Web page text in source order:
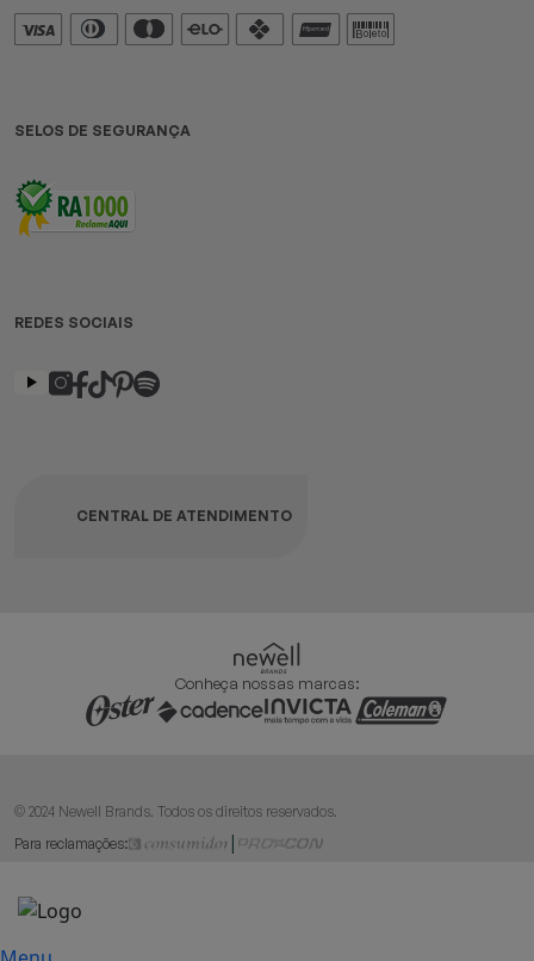
SELOS DE SEGURANÇA
REDES SOCIAIS
CENTRAL DE ATENDIMENTO
Conheça nossas marcas:
© 2024 Newell Brands. Todos os direitos reservados.
Para reclamações:
|